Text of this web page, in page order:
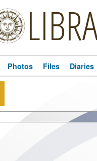
Photos Files Diaries